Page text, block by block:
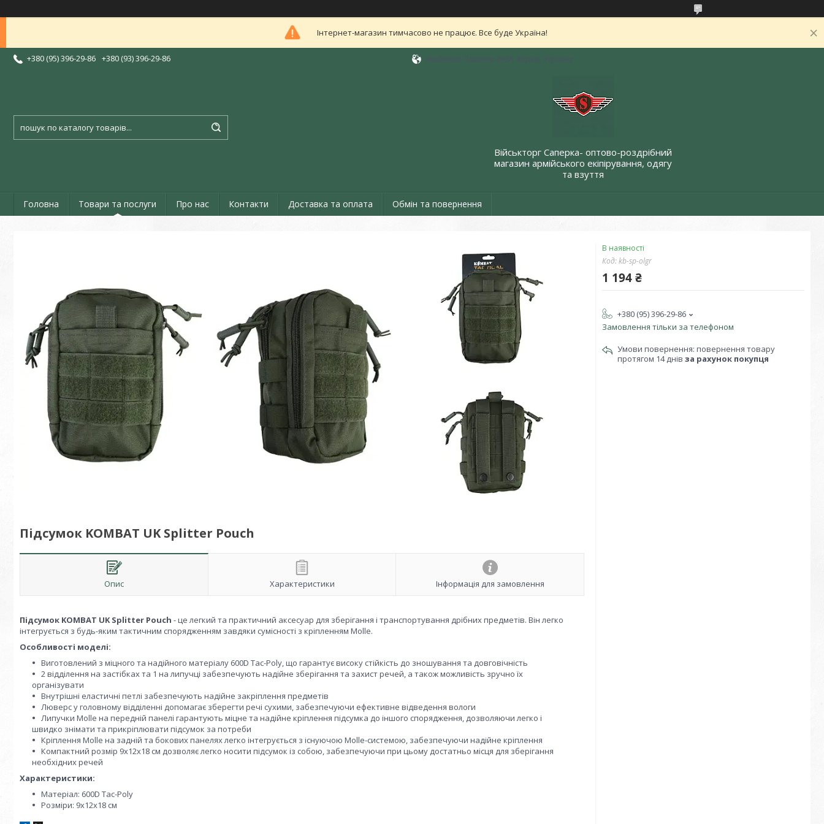
Інтернет-магазин тимчасово не працює. Все буде Україна!
+380 (95) 396-29-86 +380 (93) 396-29-86
Військторг Саперка- оптово-роздрібний
магазин армійського екіпірування, одягу
та взуття
Головна Товари та послуги Про нас Контакти Доставка та оплата Обмін та повернення
Підсумок KOMBAT UK Splitter Pouch
Опис Характеристики Інформація для замовлення
Підсумок KOMBAT UK Splitter Pouch - це легкий та практичний аксесуар для зберігання і транспортування дрібних предметів. Він легко
інтегрується з будь-яким тактичним спорядженням завдяки сумісності з кріпленням Molle.
Особливості моделі:
Виготовлений з міцного та надійного матеріалу 600D Tac-Poly, що гарантує високу стійкість до зношування та довговічність
2 відділення на застібках та 1 на липучці забезпечують надійне зберігання та захист речей, а також можливість зручно їх
організувати
Внутрішні еластичні петлі забезпечують надійне закріплення предметів
Люверс у головному відділенні допомагає зберегти речі сухими, забезпечуючи ефективне відведення вологи
Липучки Molle на передній панелі гарантують міцне та надійне кріплення підсумка до іншого спорядження, дозволяючи легко і
швидко знімати та прикріплювати підсумок за потреби
Кріплення Molle на задній та бокових панелях легко інтегрується з існуючою Molle-системою, забезпечуючи надійне кріплення
Компактний розмір 9x12x18 см дозволяє легко носити підсумок із собою, забезпечуючи при цьому достатньо місця для зберігання
необхідних речей
Характеристики:
Матеріал: 600D Tac-Poly
Розміри: 9x12x18 см
В наявності
Код:kb-sp-olgr
1 194 ₴
+380 (95) 396-29-86
Замовлення тільки за телефоном
повернення товару
протягом 14 днів за рахунок покупця